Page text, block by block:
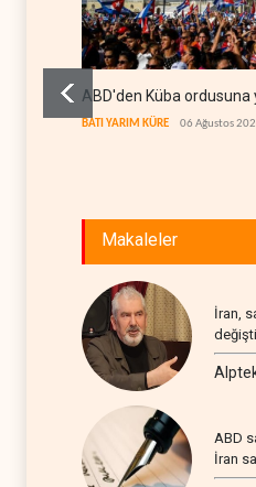
ABD'den Küba ordusuna
BATI YARIM KÜRE 06 Ağustos
Makaleler
İran,
ABD
İran